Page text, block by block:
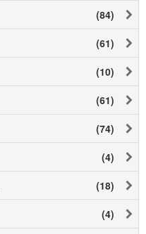
(84)
(61)
(10)
(61)
(74)
(4)
(18)
(4)